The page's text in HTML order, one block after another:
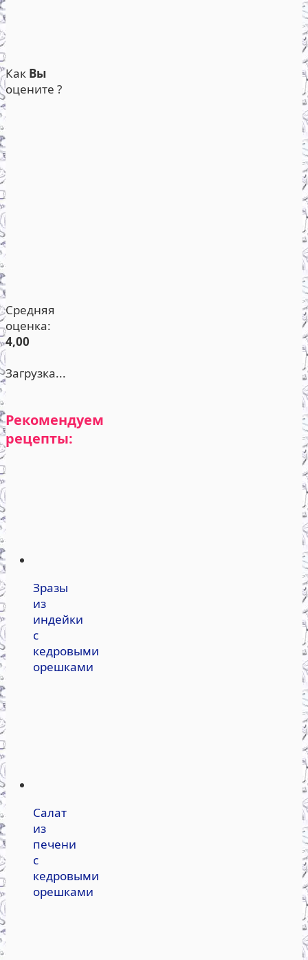
Как Вы
оцените ?
Средняя
оценка:
4,00
Загрузка...
Рекомендуем
рецепты:
Зразы
из
индейки
с
кедровыми
орешками
Салат
из
печени
с
кедровыми
орешками